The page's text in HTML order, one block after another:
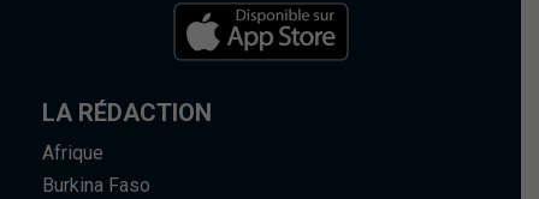
LA RÉDACTION
Afrique
Burkina Faso